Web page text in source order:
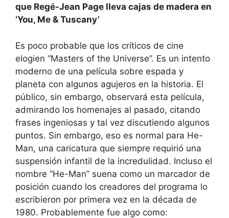
que Regé-Jean Page lleva cajas de madera en
‘You, Me & Tuscany’
Es poco probable que los críticos de cine
elogien “Masters of the Universe”. Es un intento
moderno de una película sobre espada y
planeta con algunos agujeros en la historia. El
público, sin embargo, observará esta película,
admirando los homenajes al pasado, citando
frases ingeniosas y tal vez discutiendo algunos
puntos. Sin embargo, eso es normal para He-
Man, una caricatura que siempre requirió una
suspensión infantil de la incredulidad. Incluso el
nombre “He-Man” suena como un marcador de
posición cuando los creadores del programa lo
escribieron por primera vez en la década de
1980. Probablemente fue algo como: